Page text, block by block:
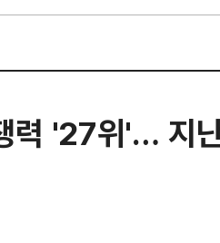
력 '27위'… 지